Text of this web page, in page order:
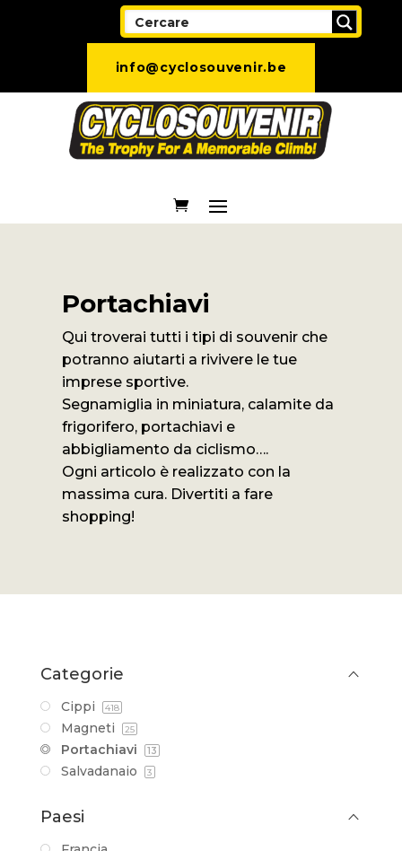
info@cyclosouvenir.be
Portachiavi
Qui troverai tutti i tipi di souvenir che
potranno aiutarti a rivivere le tue
imprese sportive.
Segnamiglia in miniatura, calamite da
frigorifero, portachiavi e
abbigliamento da ciclismo….
Ogni articolo è realizzato con la
massima cura. Divertiti a fare
shopping!
Categorie
Cippi 418
Magneti 25
Portachiavi 13
Salvadanaio 3
Paesi